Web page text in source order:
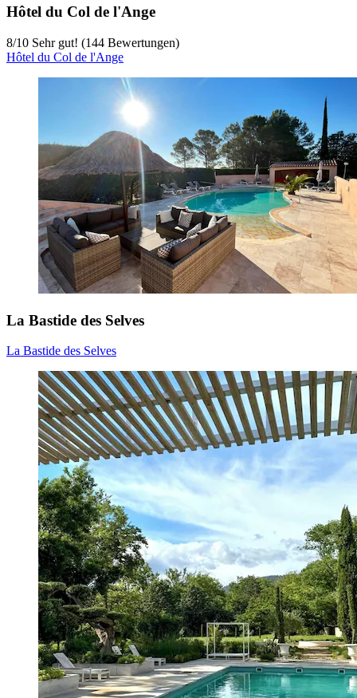
Hôtel du Col de l'Ange
8/10 Sehr gut! (144 Bewertungen)
Hôtel du Col de l'Ange
La Bastide des Selves
La Bastide des Selves